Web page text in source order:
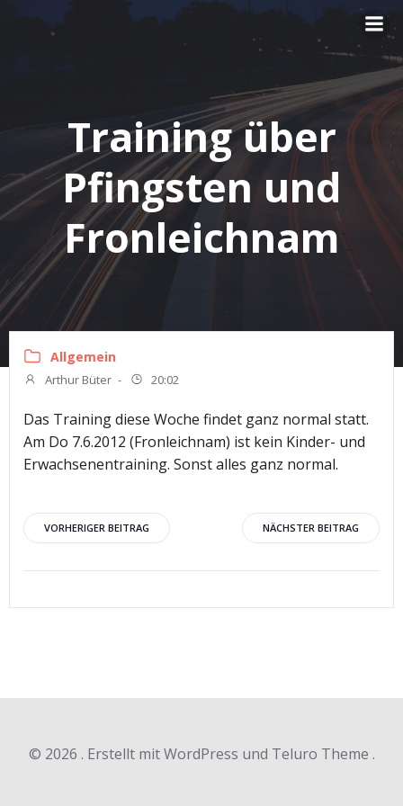
Zum
springen
Training über
Pfingsten und
Fronleichnam
Allgemein
Arthur Büter - 20:02
Das Training diese Woche findet ganz normal statt.
Am Do 7.6.2012 (Fronleichnam) ist kein Kinder- und
Erwachsenentraining. Sonst alles ganz normal.
Beitragsnavigation
VORHERIGER BEITRAG NÄCHSTER BEITRAG
© 2026 . Erstellt mit WordPress und Teluro Theme .